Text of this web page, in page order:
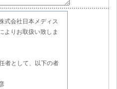
式会社日本メディス
よりお取扱い致しま
者として、以下の者